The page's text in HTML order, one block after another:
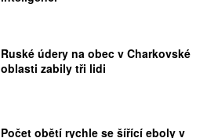
Ruské údery na obec v Charkovské
oblasti zabily tři lidi
Počet obětí rychle se šířící eboly v